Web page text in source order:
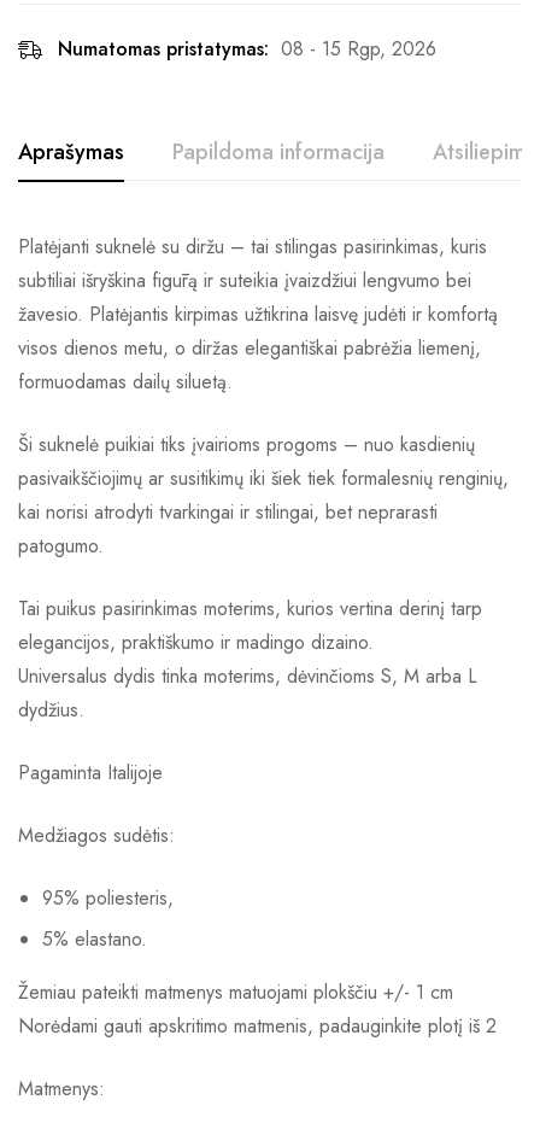
Numatomas pristatymas: 08 - 15 Rgp, 2026
Aprašymas Papildoma informacija
Platėjanti suknelė su diržu – tai stilingas pasirinkimas, kuris
subtiliai išryškina figūrą ir suteikia įvaizdžiui lengvumo bei
žavesio. Platėjantis kirpimas užtikrina laisvę judėti ir komfortą
visos dienos metu, o diržas elegantiškai pabrėžia liemenį,
formuodamas dailų siluetą.
Ši suknelė puikiai tiks įvairioms progoms – nuo kasdienių
pasivaikščiojimų ar susitikimų iki šiek tiek formalesnių renginių,
kai norisi atrodyti tvarkingai ir stilingai, bet neprarasti
patogumo.
Tai puikus pasirinkimas moterims, kurios vertina derinį tarp
elegancijos, praktiškumo ir madingo dizaino.
Universalus dydis tinka moterims, dėvinčioms S, M arba L
dydžius.
Pagaminta Italijoje
Medžiagos sudėtis:
95% poliesteris,
5% elastano.
Žemiau pateikti matmenys matuojami plokščiu +/- 1 cm
Norėdami gauti apskritimo matmenis, padauginkite plotį iš 2
Matmenys: